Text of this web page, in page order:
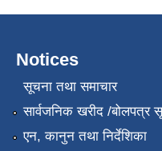
Notices
सूचना तथा समाचार
सार्वजनिक खरीद /बोलपत्र
एन, कानुन तथा निर्देशिका